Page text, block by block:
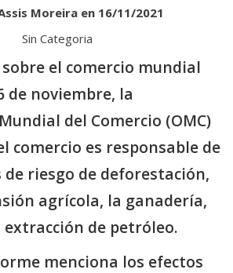
Moreira en 16/11/2021
Sin Categoria
el comercio mundial
de noviembre, la
del Comercio (OMC)
comercio es responsable de
riesgo de deforestación,
agrícola, la ganadería,
de petróleo.
menciona los efectos